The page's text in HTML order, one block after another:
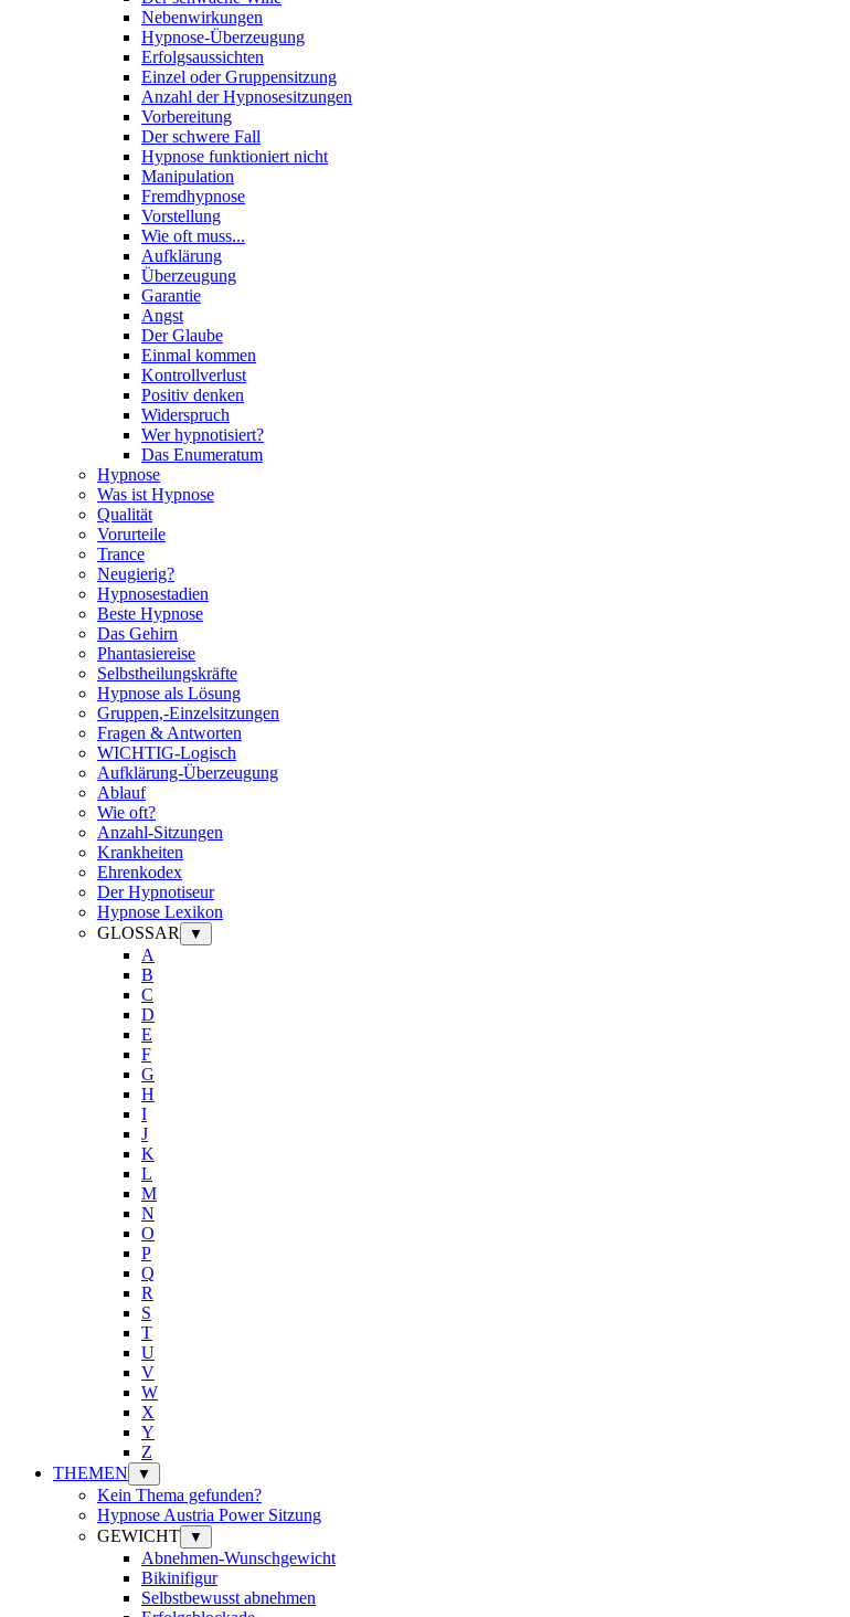
Nebenwirkungen
Hypnose-Überzeugung
Erfolgsaussichten
Einzel oder Gruppensitzung
Anzahl der Hypnosesitzungen
Vorbereitung
Der schwere Fall
Hypnose funktioniert nicht
Manipulation
Fremdhypnose
Vorstellung
Wie oft muss...
Aufklärung
Überzeugung
Garantie
Angst
Der Glaube
Einmal kommen
Kontrollverlust
Positiv denken
Widerspruch
Wer hypnotisiert?
Das Enumeratum
Hypnose
Was ist Hypnose
Qualität
Vorurteile
Trance
Neugierig?
Hypnosestadien
Beste Hypnose
Das Gehirn
Phantasiereise
Selbstheilungskräfte
Hypnose als Lösung
Gruppen,-Einzelsitzungen
Fragen & Antworten
WICHTIG-Logisch
Aufklärung-Überzeugung
Ablauf
Wie oft?
Anzahl-Sitzungen
Krankheiten
Ehrenkodex
Der Hypnotiseur
Hypnose Lexikon
GLOSSAR
▼
A
B
C
D
E
F
G
H
I
J
K
L
M
N
O
P
Q
R
S
T
U
V
W
X
Y
Z
THEMEN
▼
Kein Thema gefunden?
Hypnose Austria Power Sitzung
GEWICHT
▼
Abnehmen-Wunschgewicht
Bikinifigur
Selbstbewusst abnehmen